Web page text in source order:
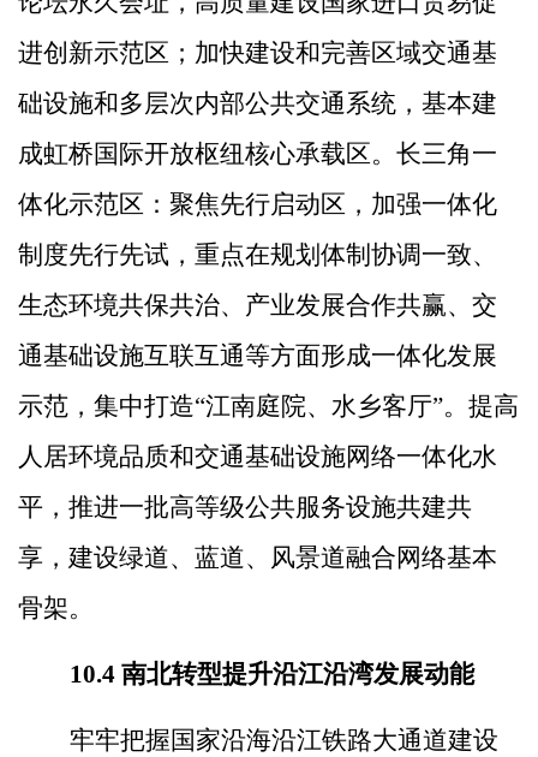
进创新示范区；加快建设和完善区域交通基
础设施和多层次内部公共交通系统，基本建
成虹桥国际开放枢纽核心承载区。长三角一
体化示范区： 聚焦先行启动区，加强一体化
制度先行先试，重点在规划体制协调一致、
生态环境共保共治、产业发展合作共赢、交
通基础设施互联互通等方面形成一体化发展
示范，集中打造“江南庭院、水乡客厅”。提高
人居环境品质和交通基础设施网络一体化水
平，推进一批高等级公共服务设施共建共
享，建设绿道、蓝道、风景道融合网络基本
骨架。
10.4 南北转型提升沿江沿湾发展动能
牢牢把握国家沿海沿江铁路大通道建设